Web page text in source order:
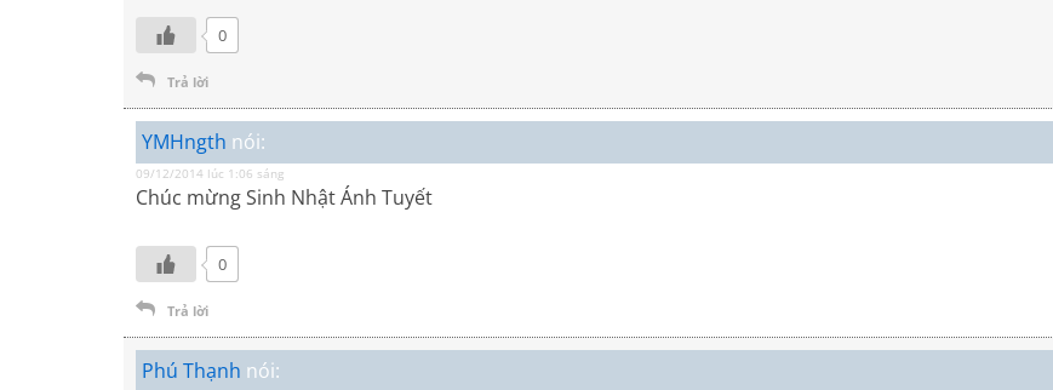
0
Trả lời
YMHngth nói:
09/12/2014 lúc 1:06 sáng
Chúc mừng Sinh Nhật Ánh Tuyết
0
Trả lời
Phú Thạnh nói: